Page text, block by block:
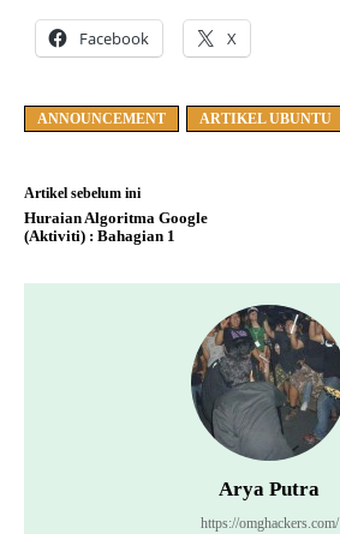
Facebook X
ANNOUNCEMENT ARTIKEL UBUNTU
Artikel sebelum ini
Huraian Algoritma Google
(Aktiviti) : Bahagian 1
Arya Putra
https://omghackers.com/